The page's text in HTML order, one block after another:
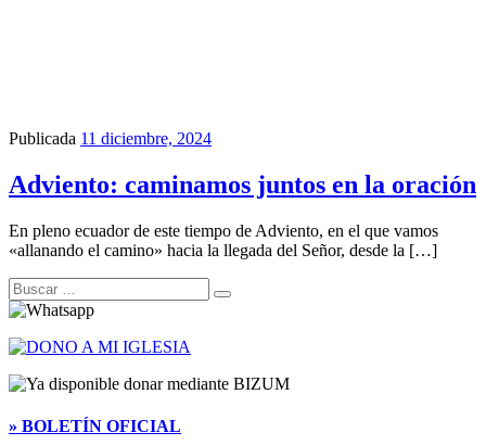
Publicada 11 diciembre, 2024
Adviento: caminamos juntos en la oración
En pleno ecuador de este tiempo de Adviento, en el que vamos
«allanando el camino» hacia la llegada del Señor, desde la […]
Buscar
Buscar
» BOLETÍN OFICIAL